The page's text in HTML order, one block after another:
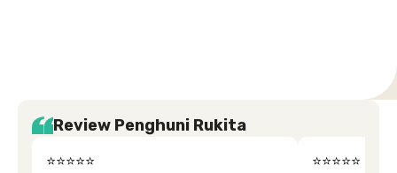
Review Penghuni Rukita
⭐⭐⭐⭐⭐ ⭐⭐⭐⭐⭐